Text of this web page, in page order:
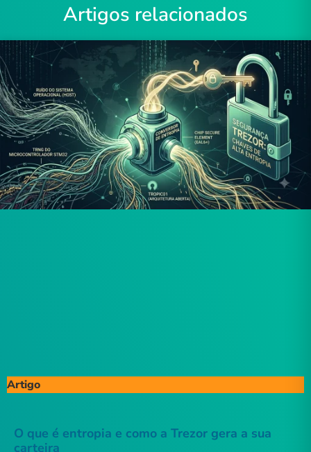
Artigos relacionados
Artigo
O que é entropia e como a Trezor gera a sua
carteira